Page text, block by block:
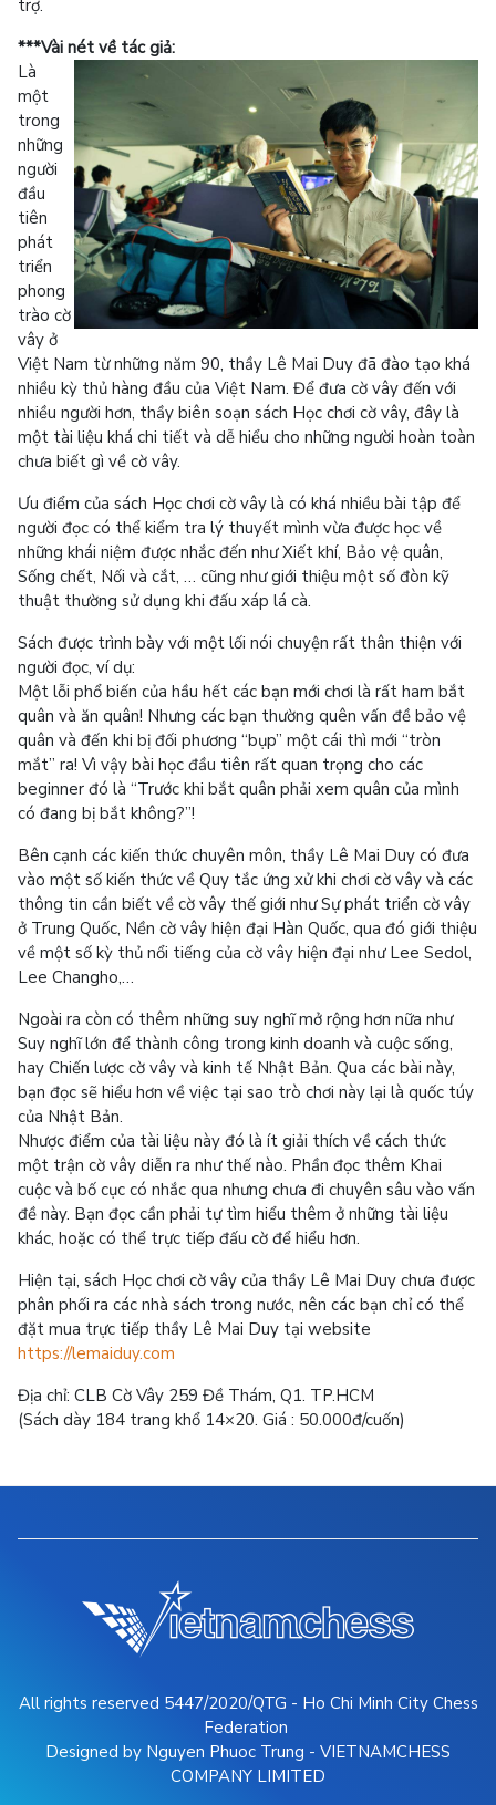
trợ.
***Vài nét về tác giả:
Là
một
trong
những
người
đầu
tiên
phát
triển
phong
trào cờ
vây ở
Việt Nam từ những năm 90, thầy Lê Mai Duy đã đào tạo khá
nhiều kỳ thủ hàng đầu của Việt Nam. Để đưa cờ vây đến với
nhiều người hơn, thầy biên soạn sách Học chơi cờ vây, đây là
một tài liệu khá chi tiết và dễ hiểu cho những người hoàn toàn
chưa biết gì về cờ vây.
Ưu điểm của sách Học chơi cờ vây là có khá nhiều bài tập để
người đọc có thể kiểm tra lý thuyết mình vừa được học về
những khái niệm được nhắc đến như Xiết khí, Bảo vệ quân,
Sống chết, Nối và cắt, … cũng như giới thiệu một số đòn kỹ
thuật thường sử dụng khi đấu xáp lá cà.
Sách được trình bày với một lối nói chuyện rất thân thiện với
người đọc, ví dụ:
Một lỗi phổ biến của hầu hết các bạn mới chơi là rất ham bắt
quân và ăn quân! Nhưng các bạn thường quên vấn đề bảo vệ
quân và đến khi bị đối phương “bụp” một cái thì mới “tròn
mắt” ra! Vì vậy bài học đầu tiên rất quan trọng cho các
beginner đó là “Trước khi bắt quân phải xem quân của mình
có đang bị bắt không?”!
Bên cạnh các kiến thức chuyên môn, thầy Lê Mai Duy có đưa
vào một số kiến thức về Quy tắc ứng xử khi chơi cờ vây và các
thông tin cần biết về cờ vây thế giới như Sự phát triển cờ vây
ở Trung Quốc, Nền cờ vây hiện đại Hàn Quốc, qua đó giới thiệu
về một số kỳ thủ nổi tiếng của cờ vây hiện đại như Lee Sedol,
Lee Changho,…
Ngoài ra còn có thêm những suy nghĩ mở rộng hơn nữa như
Suy nghĩ lớn để thành công trong kinh doanh và cuộc sống,
hay Chiến lược cờ vây và kinh tế Nhật Bản. Qua các bài này,
bạn đọc sẽ hiểu hơn về việc tại sao trò chơi này lại là quốc túy
của Nhật Bản.
Nhược điểm của tài liệu này đó là ít giải thích về cách thức
một trận cờ vây diễn ra như thế nào. Phần đọc thêm Khai
cuộc và bố cục có nhắc qua nhưng chưa đi chuyên sâu vào vấn
đề này. Bạn đọc cần phải tự tìm hiểu thêm ở những tài liệu
khác, hoặc có thể trực tiếp đấu cờ để hiểu hơn.
Hiện tại, sách Học chơi cờ vây của thầy Lê Mai Duy chưa được
phân phối ra các nhà sách trong nước, nên các bạn chỉ có thể
đặt mua trực tiếp thầy Lê Mai Duy tại website
https://lemaiduy.com
Địa chỉ: CLB Cờ Vây 259 Đề Thám, Q1. TP.HCM
(Sách dày 184 trang khổ 14×20. Giá : 50.000đ/cuốn)
All rights reserved 5447/2020/QTG - Ho Chi Minh City Chess
Federation
Designed by Nguyen Phuoc Trung - VIETNAMCHESS
COMPANY LIMITED